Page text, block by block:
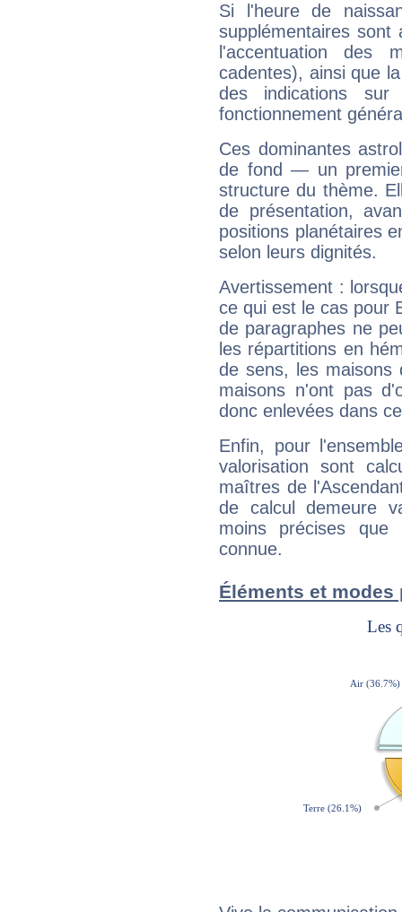
Si l'heure de
supplémentaires sont
l'accentuation des
cadentes), ainsi que
des indications sur
fonctionnement
Ces dominantes
de fond — un
structure du thème.
de présentation,
positions planétaires
selon leurs dignités.
Avertissement :
ce qui est le cas pour
de paragraphes ne
les répartitions en
de sens, les maisons
maisons n'ont pas
donc enlevées dans
Enfin, pour
valorisation sont
maîtres de
de calcul demeure
moins précises que
connue.
Éléments et modes